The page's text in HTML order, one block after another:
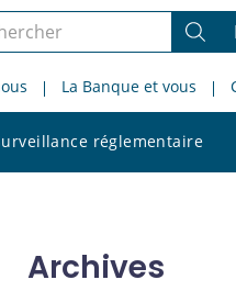
La Banque et vous
réglementaire
le
Archives